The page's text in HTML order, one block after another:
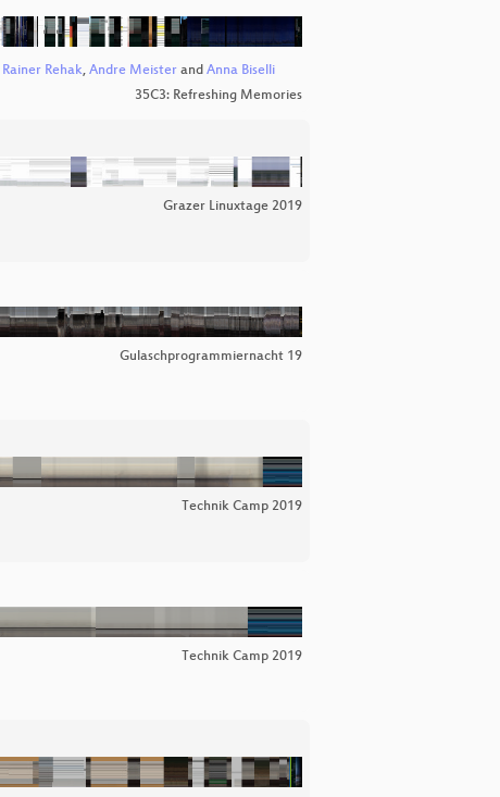
Rainer Rehak, Andre Meisterand Anna Biselli
35C3: Refreshing Memories
Grazer Linuxtage 2019
Gulaschprogrammiernacht 19
Technik Camp 2019
Technik Camp 2019